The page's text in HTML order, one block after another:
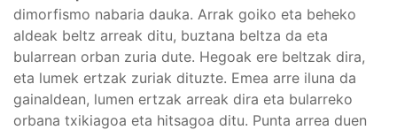
dimorfismo nabaria dauka. Arrak goiko eta beheko
aldeak beltz arreak ditu, buztana beltza da eta
bularrean orban zuria dute. Hegoak ere beltzak dira,
eta lumek ertzak zuriak dituzte. Emea arre iluna da
gainaldean, lumen ertzak arreak dira eta bularreko
orbana txikiagoa eta hitsagoa ditu. Punta arrea duen